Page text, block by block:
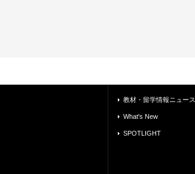
教材・留学情報ニュース
What's New
SPOTLIGHT